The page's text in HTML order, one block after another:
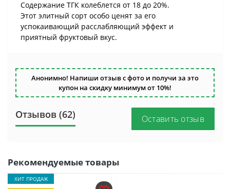
Содержание ТГК колеблется от 18 до 20%.
Этот элитный сорт особо ценят за его
успокаивающий расслабляющий эффект и
приятный фруктовый вкус.
Анонимно! Напиши отзыв с фото и получи за это
купон на скидку минимум от 10%!
Отзывов (62) Оставить отзыв
Рекомендуемые товары
ХИТ ПРОДАЖ